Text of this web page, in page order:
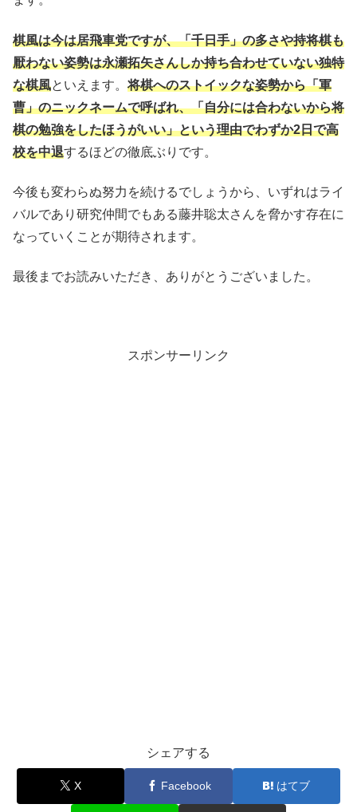
棋風は今は居飛車党ですが、「千日手」の多さや持将棋も
厭わない姿勢は永瀬拓矢さんしか持ち合わせていない独特
な棋風といえます。将棋へのストイックな姿勢から「軍
曹」のニックネームで呼ばれ、「自分には合わないから将
棋の勉強をしたほうがいい」という理由でわずか2日で高
校を中退するほどの徹底ぶりです。
今後も変わらぬ努力を続けるでしょうから、いずれはライ
バルであり研究仲間でもある藤井聡太さんを脅かす存在に
なっていくことが期待されます。
最後までお読みいただき、ありがとうございました。
スポンサーリンク
シェアする
X Facebook はてブ